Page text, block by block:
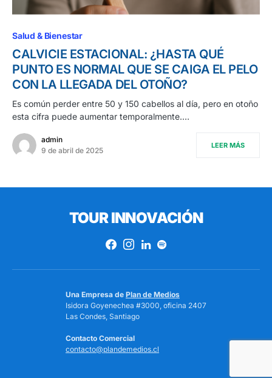
Salud & Bienestar
CALVICIE ESTACIONAL: ¿HASTA QUÉ
PUNTO ES NORMAL QUE SE CAIGA EL PELO
CON LA LLEGADA DEL OTOÑO?
Es común perder entre 50 y 150 cabellos al día, pero en otoño
esta cifra puede aumentar temporalmente.…
admin
9 de abril de 2025
LEER MÁS
TOUR INNOVACIÓN
Una Empresa de Plan de Medios
Isidora Goyenechea #3000, oficina 2407
Las Condes, Santiago
Contacto Comercial
contacto@plandemedios.cl